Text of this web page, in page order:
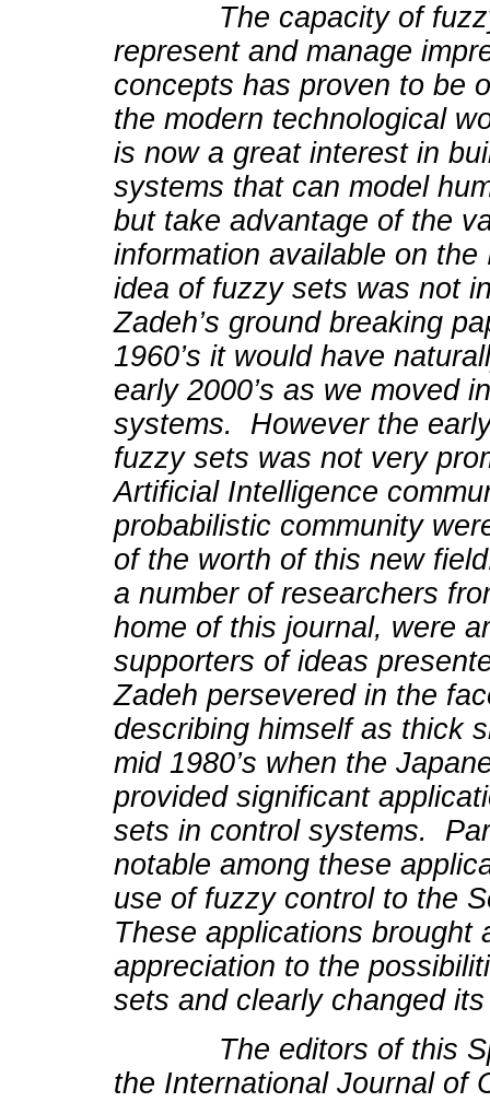
The capacity of fuzzy
represent and manage
concepts has proven to be
the modern technological
is now a great interest in
systems that can model
but take advantage of the
information available on
idea of fuzzy sets was not
Zadeh’s ground breaking
1960’s it would have
early 2000’s as we moved
systems. However the
fuzzy sets was not very
Artificial Intelligence
probabilistic community
of the worth of this new
a number of researchers
home of this journal, were
supporters of ideas
Zadeh persevered in the
describing himself as thick
mid 1980’s when the
provided significant
sets in control systems.
notable among these
use of fuzzy control to the
These applications brought
appreciation to the
sets and clearly changed
The editors of this
the International Journal of